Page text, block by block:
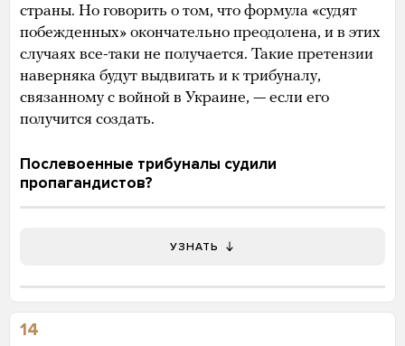
страны. Но говорить о том, что формула «судят
побежденных» окончательно преодолена, и в этих
случаях все-таки не получается. Такие претензии
наверняка будут выдвигать и к трибуналу,
связанному с войной в Украине, — если его
получится создать.
Послевоенные трибуналы судили
пропагандистов?
УЗНАТЬ
14